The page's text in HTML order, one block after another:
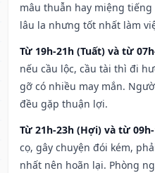
mâu thuẫn hay miệng
lâu la nhưng tốt nhất làm
Từ 19h-21h (Tuất) và từ
nếu cầu lộc, cầu tài thì đi
gỡ có nhiều may mắn.
đều gặp thuận lợi.
Từ 21h-23h (Hợi) và từ
cọ, gây chuyện đói kém,
nhất nên hoãn lại. Phòng